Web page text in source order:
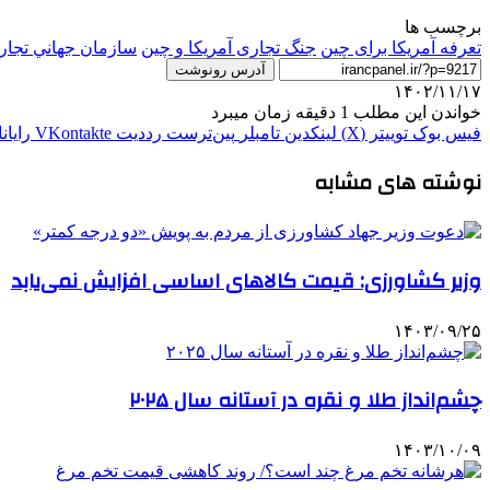
برچسب ها
تعرفه آمریکا برای چین جنگ تجاری آمریکا و چین سازمان جهاني
آدرس رونوشت
۱۴۰۲/۱۱/۱۷
خواندن این مطلب 1 دقیقه زمان میبرد
فیس بوک توییتر (X) لینکدین ‫تامبلر ‫پین‌ترست ‫رددیت ‫VKontakte
نوشته های مشابه
وزیر کشاورزی: قیمت کالاهای اساسی افزایش نمی‌یابد
۱۴۰۳/۰۹/۲۵
چشم‌انداز طلا و نقره در آستانه سال ۲۰۲۵
۱۴۰۳/۱۰/۰۹